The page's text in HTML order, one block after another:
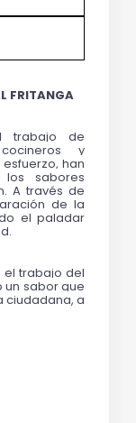
FRITANGA
trabajo de
y
han
sabores
A través de
de la
el paladar
el trabajo del
un sabor que
ciudadana, a